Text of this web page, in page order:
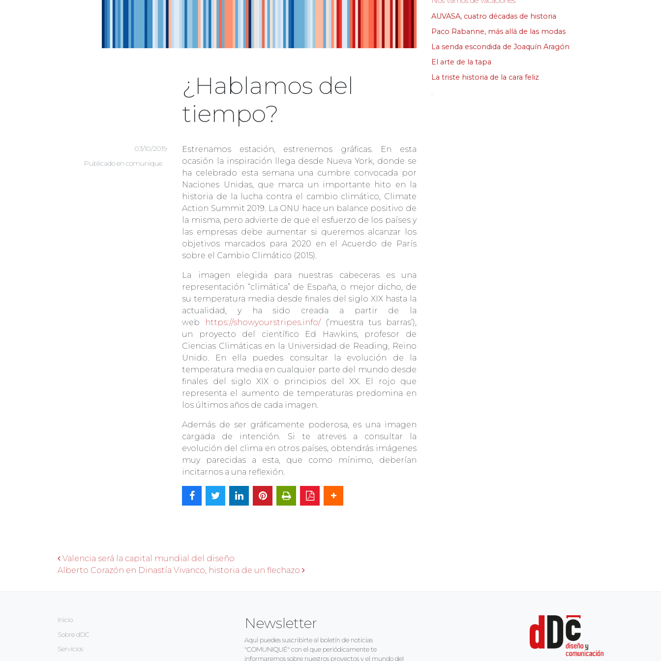
¿Hablamos del
tiempo?
03/10/2019
Publicado encomunique
Estrenamos estación, estrenemos gráficas. En esta
ocasión la inspiración llega desde Nueva York, donde se
ha celebrado esta semana una cumbre convocada por
Naciones Unidas, que marca un importante hito en la
historia de la lucha contra el cambio climático, Climate
Action Summit 2019. La ONU hace un balance positivo de
la misma, pero advierte de que el esfuerzo de los países y
las empresas debe aumentar si queremos alcanzar los
objetivos marcados para 2020 en el Acuerdo de París
sobre el Cambio Climático (2015).
La imagen elegida para nuestras cabeceras es una
representación “climática” de España, o mejor dicho, de
su temperatura media desde finales del siglo XIX hasta la
actualidad, y ha sido creada a partir de la
web
https://showyourstripes.info/(‘muestra tus barras’),
un proyecto del científico Ed Hawkins, profesor de
Ciencias Climáticas en la Universidad de Reading, Reino
Unido. En ella puedes consultar la evolución de la
temperatura media en cualquier parte del mundo desde
finales del siglo XIX o principios del XX. El rojo que
representa el aumento de temperaturas predomina en
los últimos años de cada imagen.
Además de ser gráficamente poderosa, es una imagen
cargada de intención. Si te atreves a consultar la
evolución del clima en otros países, obtendrás imágenes
muy parecidas a esta, que como mínimo, deberían
incitarnos a una reflexión.
Navegación de entradas
Valencia será la capital mundial del diseño
Alberto Corazón en Dinastía Vivanco, historia de un flechazo
AUVASA, cuatro décadas de historia
Paco Rabanne, más allá de las modas
La senda escondida de Joaquín Aragón
El arte de la tapa
La triste historia de la cara feliz
.
Inicio
Sobre dDC
Servicios
Newsletter
Aquí puedes suscribirte al boletín de noticias
"COMUNIQUÉ" con el que periódicamente te
informaremos sobre nuestros proyectos y el mundo del